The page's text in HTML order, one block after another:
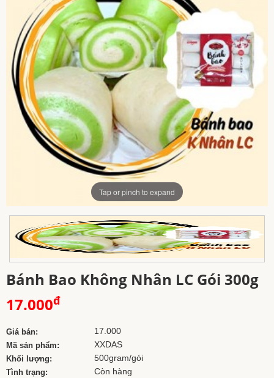
Tap or pinch to expand
Bánh Bao Không Nhân LC Gói 300g
17.000đ
Giá bán: 17.000
Mã sản phẩm: XXDAS
Khối lượng: 500gram/gói
Tình trạng: Còn hàng